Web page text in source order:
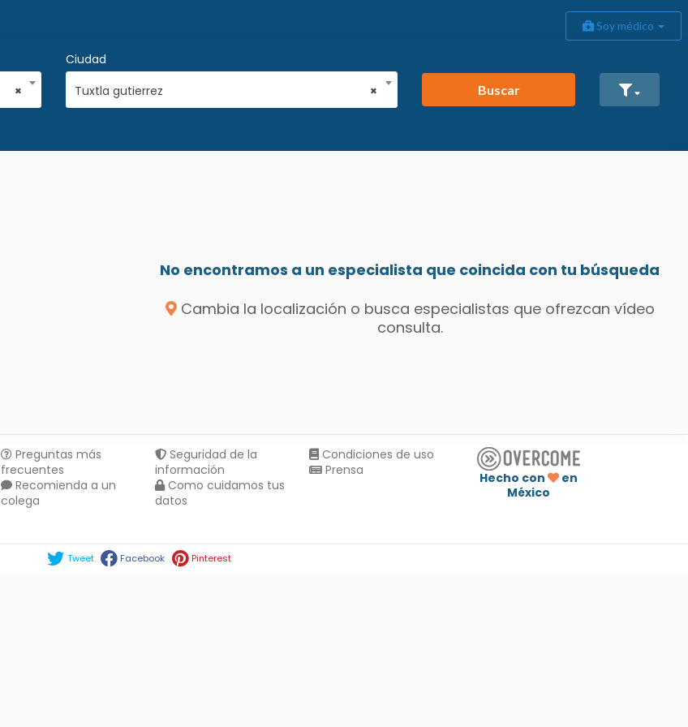
Soy médico
×
Ciudad
×
Tuxtla gutierrez Buscar
No encontramos a un especialista que coincida con tu búsqueda
Cambia la localización o busca especialistas que ofrezcan vídeo
consulta.
Preguntas más
frecuentes
Recomienda a un
colega
Seguridad de la
información
Como cuidamos tus
datos
Condiciones de uso
Prensa
Hecho con
en
México
Tweet Facebook Pinterest